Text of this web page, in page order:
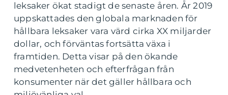
leksaker ökat stadigt de senaste åren. År 2019
uppskattades den globala marknaden för
hållbara leksaker vara värd cirka XX miljarder
dollar, och förväntas fortsätta växa i
framtiden. Detta visar på den ökande
medvetenheten och efterfrågan från
konsumenter när det gäller hållbara och